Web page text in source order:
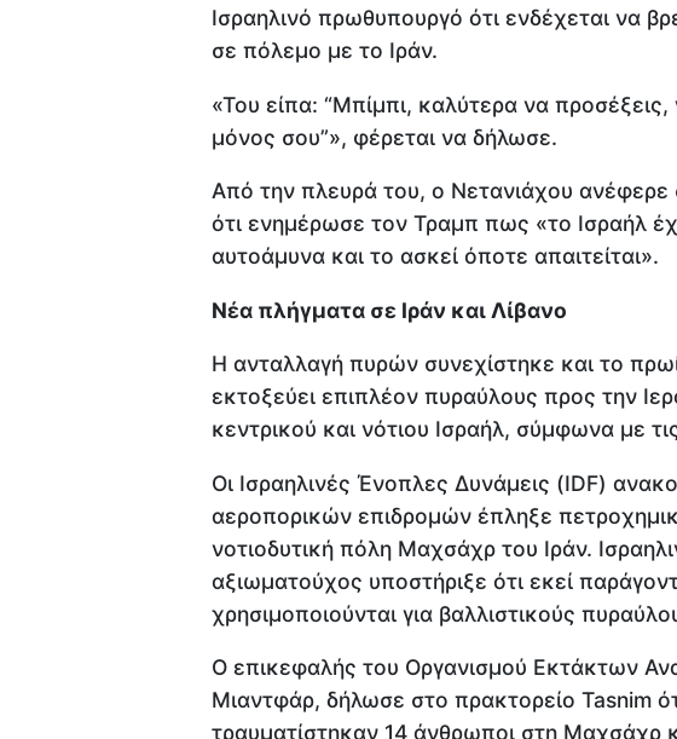
Ισραηλινό πρωθυπουργό ότι ενδέχεται να
σε πόλεμο με το Ιράν.
«Του είπα: “Μπίμπι, καλύτερα να προσέξεις,
μόνος σου”», φέρεται να δήλωσε.
Από την πλευρά του, ο Νετανιάχου ανέφερε
ότι ενημέρωσε τον Τραμπ πως «το Ισραήλ
αυτοάμυνα και το ασκεί όποτε απαιτείται».
Νέα πλήγματα σε Ιράν και Λίβανο
Η ανταλλαγή πυρών συνεχίστηκε και το
εκτοξεύει επιπλέον πυραύλους προς την
κεντρικού και νότιου Ισραήλ, σύμφωνα με
Οι Ισραηλινές Ένοπλες Δυνάμεις (IDF)
αεροπορικών επιδρομών έπληξε
νοτιοδυτική πόλη Μαχσάχρ του Ιράν.
αξιωματούχος υποστήριξε ότι εκεί
χρησιμοποιούνται για βαλλιστικούς
Ο επικεφαλής του Οργανισμού Εκτάκτων
Μιαντφάρ, δήλωσε στο πρακτορείο Tasnim
τραυματίστηκαν 14 άνθρωποι στη Μαχσάχρ